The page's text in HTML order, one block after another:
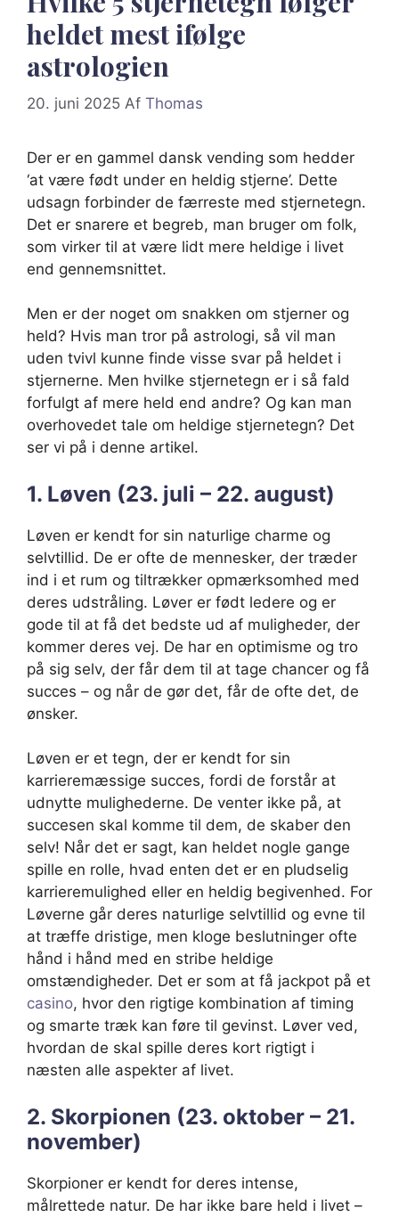
heldet mest ifølge
astrologien
20. juni 2025 Af Thomas
Der er en gammel dansk vending som hedder
‘at være født under en heldig stjerne’. Dette
udsagn forbinder de færreste med stjernetegn.
Det er snarere et begreb, man bruger om folk,
som virker til at være lidt mere heldige i livet
end gennemsnittet.
Men er der noget om snakken om stjerner og
held? Hvis man tror på astrologi, så vil man
uden tvivl kunne finde visse svar på heldet i
stjernerne. Men hvilke stjernetegn er i så fald
forfulgt af mere held end andre? Og kan man
overhovedet tale om heldige stjernetegn? Det
ser vi på i denne artikel.
1. Løven (23. juli – 22. august)
Løven er kendt for sin naturlige charme og
selvtillid. De er ofte de mennesker, der træder
ind i et rum og tiltrækker opmærksomhed med
deres udstråling. Løver er født ledere og er
gode til at få det bedste ud af muligheder, der
kommer deres vej. De har en optimisme og tro
på sig selv, der får dem til at tage chancer og få
succes – og når de gør det, får de ofte det, de
ønsker.
Løven er et tegn, der er kendt for sin
karrieremæssige succes, fordi de forstår at
udnytte mulighederne. De venter ikke på, at
succesen skal komme til dem, de skaber den
selv! Når det er sagt, kan heldet nogle gange
spille en rolle, hvad enten det er en pludselig
karrieremulighed eller en heldig begivenhed. For
Løverne går deres naturlige selvtillid og evne til
at træffe dristige, men kloge beslutninger ofte
hånd i hånd med en stribe heldige
omstændigheder. Det er som at få jackpot på et
casino, hvor den rigtige kombination af timing
og smarte træk kan føre til gevinst. Løver ved,
hvordan de skal spille deres kort rigtigt i
næsten alle aspekter af livet.
2. Skorpionen (23. oktober – 21.
november)
Skorpioner er kendt for deres intense,
målrettede natur. De har ikke bare held i livet –